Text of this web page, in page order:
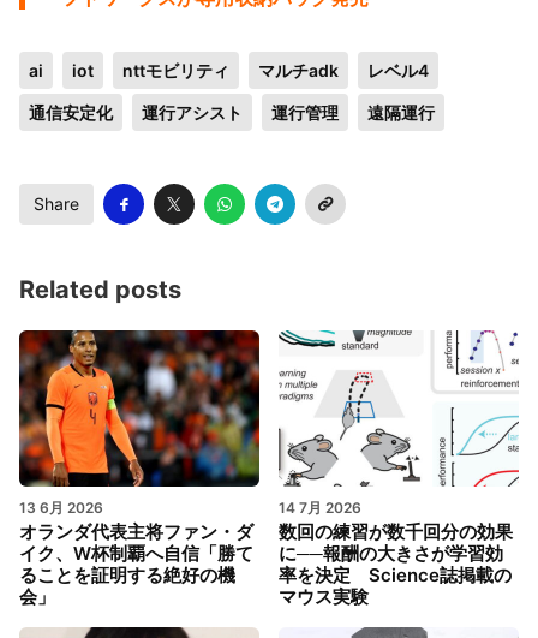
ai iot nttモビリティ マルチadk レベル4
通信安定化 運行アシスト 運行管理 遠隔運行
Share
Related posts
13 6月 2026
オランダ代表主将ファン・ダ
イク、W杯制覇へ自信「勝て
ることを証明する絶好の機
会」
14 7月 2026
数回の練習が数千回分の効果
に──報酬の大きさが学習効
率を決定 Science誌掲載の
マウス実験